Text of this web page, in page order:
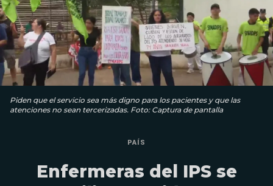
Piden que el servicio sea más digno para los pacientes y que las
atenciones no sean tercerizadas. Foto: Captura de pantalla
PAÍS
Enfermeras del IPS se